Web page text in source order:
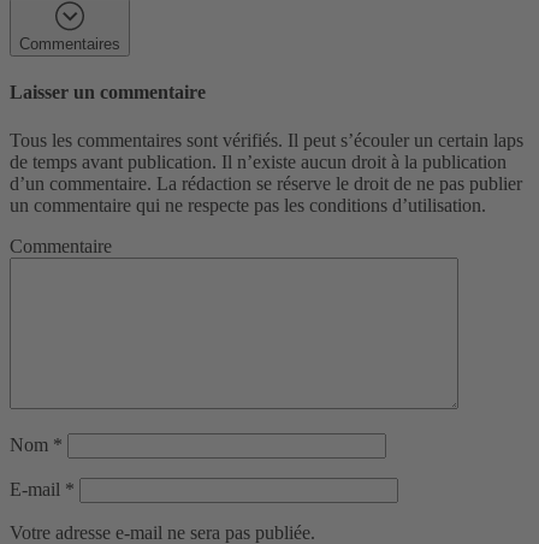
Commentaires
Laisser un commentaire
Tous les commentaires sont vérifiés. Il peut s’écouler un certain laps
de temps avant publication. Il n’existe aucun droit à la publication
d’un commentaire. La rédaction se réserve le droit de ne pas publier
un commentaire qui ne respecte pas les conditions d’utilisation.
Commentaire
Nom *
E-mail *
Votre adresse e-mail ne sera pas publiée.